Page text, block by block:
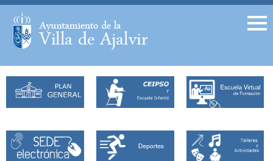
Facebook